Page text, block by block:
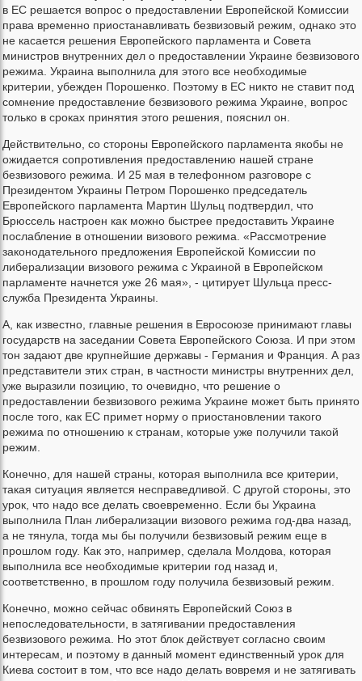
в ЕС решается вопрос о предоставлении Европейской Комиссии
права временно приостанавливать безвизовый режим, однако это
не касается решения Европейского парламента и Совета
министров внутренних дел о предоставлении Украине безвизового
режима. Украина выполнила для этого все необходимые
критерии, убежден Порошенко. Поэтому в ЕС никто не ставит под
сомнение предоставление безвизового режима Украине, вопрос
только в сроках принятия этого решения, пояснил он.
Действительно, со стороны Европейского парламента якобы не
ожидается сопротивления предоставлению нашей стране
безвизового режима. И 25 мая в телефонном разговоре с
Президентом Украины Петром Порошенко председатель
Европейского парламента Мартин Шульц подтвердил, что
Брюссель настроен как можно быстрее предоставить Украине
послабление в отношении визового режима. «Рассмотрение
законодательного предложения Европейской Комиссии по
либерализации визового режима с Украиной в Европейском
парламенте начнется уже 26 мая», - цитирует Шульца пресс-
служба Президента Украины.
А, как известно, главные решения в Евросоюзе принимают главы
государств на заседании Совета Европейского Союза. И при этом
тон задают две крупнейшие державы - Германия и Франция. А раз
представители этих стран, в частности министры внутренних дел,
уже выразили позицию, то очевидно, что решение о
предоставлении безвизового режима Украине может быть принято
после того, как ЕС примет норму о приостановлении такого
режима по отношению к странам, которые уже получили такой
режим.
Конечно, для нашей страны, которая выполнила все критерии,
такая ситуация является несправедливой. С другой стороны, это
урок, что надо все делать своевременно. Если бы Украина
выполнила План либерализации визового режима год-два назад,
а не тянула, тогда мы бы получили безвизовый режим еще в
прошлом году. Как это, например, сделала Молдова, которая
выполнила все необходимые критерии год назад и,
соответственно, в прошлом году получила безвизовый режим.
Конечно, можно сейчас обвинять Европейский Союз в
непоследовательности, в затягивании предоставления
безвизового режима. Но этот блок действует согласно своим
интересам, и поэтому в данный момент единственный урок для
Киева состоит в том, что все надо делать вовремя и не затягивать